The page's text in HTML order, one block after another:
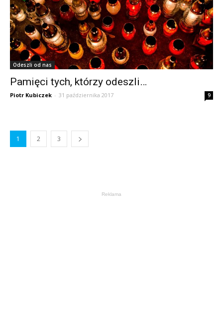
Odeszli od nas
Pamięci tych, którzy odeszli…
Piotr Kubiczek - 31 października 2017 9
1 2 3
Reklama